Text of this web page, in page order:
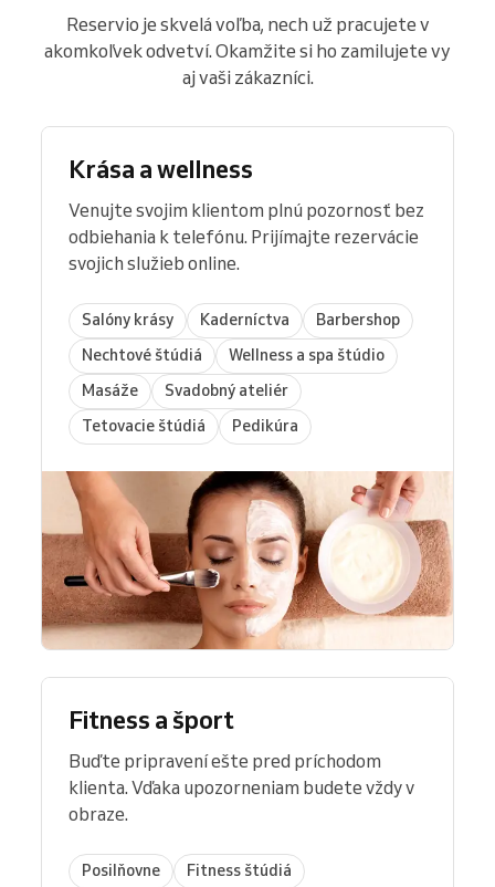
Reservio je skvelá voľba, nech už pracujete v
akomkoľvek odvetví. Okamžite si ho zamilujete vy
aj vaši zákazníci.
Krása a wellness
Venujte svojim klientom plnú pozornosť bez
odbiehania k telefónu. Prijímajte rezervácie
svojich služieb online.
Salóny krásy Kaderníctva
Barbershop
Nechtové štúdiá
Wellness a spa štúdio
Masáže
Svadobný ateliér
Tetovacie štúdiá
Pedikúra
Fitness a šport
Buďte pripravení ešte pred príchodom
klienta. Vďaka upozorneniam budete vždy v
obraze.
Posilňovne
Fitness štúdiá